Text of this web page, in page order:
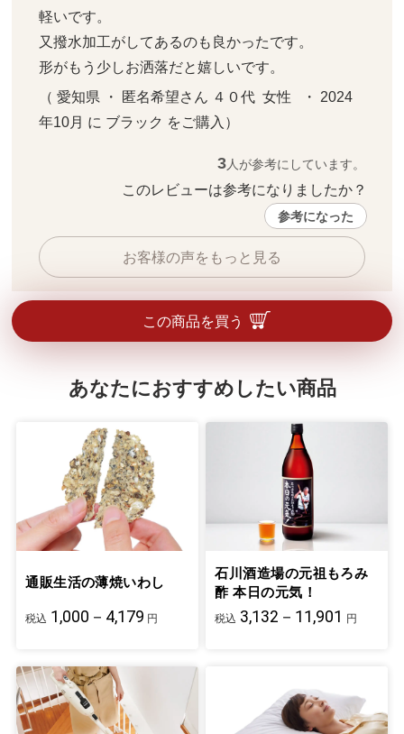
軽いです。
又撥水加工がしてあるのも良かったです。
形がもう少しお洒落だと嬉しいです。
（ 愛知県 ・ 匿名希望さん ４０代  女性   ・ 2024
年10月 に ブラック をご購入）
3人が参考にしています。
このレビューは参考になりましたか？
参考になった
お客様の声をもっと見る
この商品を買う
あなたにおすすめしたい商品
通販生活の薄焼いわし
税込 1,000－4,179 円
石川酒造場の元祖もろみ
酢 本日の元気！
税込 3,132－11,901 円